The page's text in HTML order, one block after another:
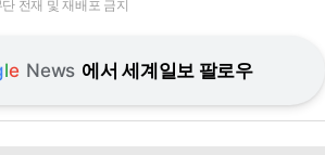
전재 및 재배포 금지
le News 에서 세계일보 팔로우